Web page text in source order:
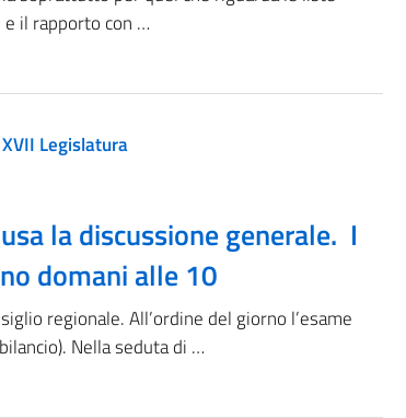
il rapporto con …
XVII Legislatura
la discussione generale. I
domani alle 10
regionale. All’ordine del giorno l’esame
Nella seduta di …